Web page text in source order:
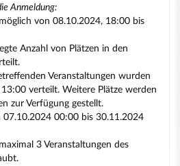
Anmeldung:
von 08.10.2024, 18:00 bis
Anzahl von Plätzen in den
Veranstaltungen wurden
verteilt. Weitere Plätze werden
zur Verfügung gestellt.
07.10.2024 00:00 bis 30.11.2024
3 Veranstaltungen des